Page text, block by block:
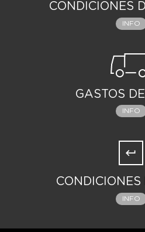
CONDICIONES
INFO
GASTOS
INFO
INFO